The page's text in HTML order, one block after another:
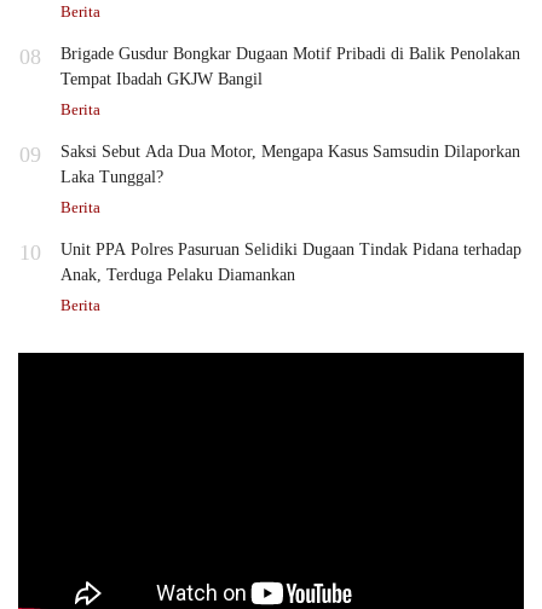
Berita
08
Brigade Gusdur Bongkar Dugaan Motif Pribadi di Balik Penolakan
Tempat Ibadah GKJW Bangil
Berita
09
Saksi Sebut Ada Dua Motor, Mengapa Kasus Samsudin Dilaporkan
Laka Tunggal?
Berita
10
Unit PPA Polres Pasuruan Selidiki Dugaan Tindak Pidana terhadap
Anak, Terduga Pelaku Diamankan
Berita